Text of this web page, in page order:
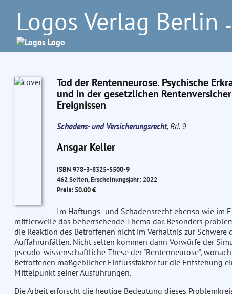
Logos Verlag Berlin
Tod der Rentenneurose. Psychische
und in der gesetzlichen
Ereignissen
Schadens- und Versicherungsrecht, Bd. 9
Ansgar Keller
ISBN 978-3-8325-5500-9
462 Seiten, Erscheinungsjahr: 2022
Preis: 50.00 €
Im Haftungs- und Schadensrecht ebenso wie im
mittlerweile das beherrschende Thema dar. Besonders
die Reaktion des Betroffenen nicht im Verhältnis zur
Auffahrunfällen. Nicht selten kommen dann Vorwürfe der
pseudo-wissenschaftliche These der "Rentenneurose",
Betroffenen maßgeblicher Einflussfaktor für die Entstehung
Mittelpunkt seiner Ausführungen.
Die Arbeit erforscht die heutige Bedeutung dieses